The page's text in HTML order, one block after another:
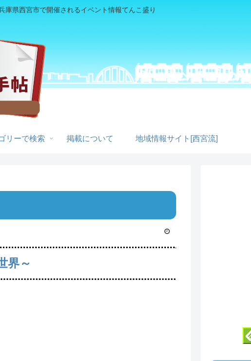
庫県西宮市で開催されるイベント情報てんこ盛り
リーで検索 掲載について 地域情報サイト[西宮流]
界～